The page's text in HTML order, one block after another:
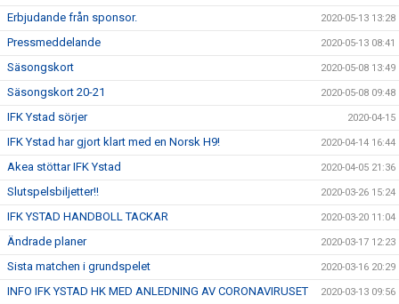
Erbjudande från sponsor. 2020-05-13 13:28
Pressmeddelande 2020-05-13 08:41
Säsongskort 2020-05-08 13:49
Säsongskort 20-21 2020-05-08 09:48
IFK Ystad sörjer 2020-04-15
IFK Ystad har gjort klart med en Norsk H9! 2020-04-14 16:44
Akea stöttar IFK Ystad 2020-04-05 21:36
Slutspelsbiljetter!! 2020-03-26 15:24
IFK YSTAD HANDBOLL TACKAR 2020-03-20 11:04
Ändrade planer 2020-03-17 12:23
Sista matchen i grundspelet 2020-03-16 20:29
INFO IFK YSTAD HK MED ANLEDNING AV CORONAVIRUSET 2020-03-13 09:56